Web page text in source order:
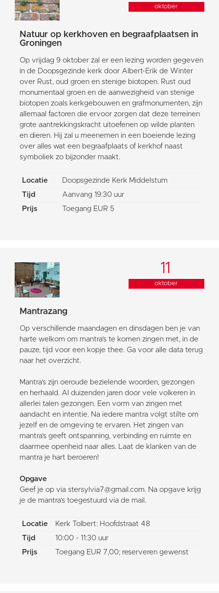
oktober
Natuur op kerkhoven en begraafplaatsen in
Groningen
Op vrijdag 9 oktober zal er een lezing worden gegeven
in de Doopsgezinde kerk door Albert-Erik de Winter
over Rust, oud groen en stenige biotopen. Rust oud
monumentaal groen en de aanwezigheid van stenige
biotopen zoals kerkgebouwen en grafmonumenten, zijn
allemaal factoren die ervoor zorgen dat deze terreinen
grote aantrekkingskracht uitoefenen op wilde planten
en dieren. Hij zal u meenemen in een boeiende lezing
over alles wat een begraafplaats of kerkhof naast
symboliek zo bijzonder maakt.
Locatie
Doopsgezinde Kerk Middelstum
Tijd
Aanvang 19:30 uur
Prijs
Toegang EUR 5
11
oktober
Mantrazang
Op verschillende maandagen en dinsdagen ben je van
harte welkom om mantra’s te komen zingen met, in de
pauze, tijd voor een kopje thee. Ga voor alle data terug
naar het overzicht.
Mantra’s zijn oeroude bezielende woorden, gezongen
en herhaald. Al duizenden jaren door vele volkeren in
allerlei talen gezongen. Een vorm van zingen met
aandacht en intentie. Na iedere mantra volgt stilte om
jezelf en de omgeving te ervaren. Het zingen van
mantra’s geeft ontspanning, verbinding en ruimte en
daarmee openheid naar alles. Laat de klanken van de
mantra je hart beroeren!
Opgave
Geef je op via stersylvia7@gmail.com. Na opgave krijg
je de mantra’s toegestuurd via de mail.
Locatie
Kerk Tolbert: Hoofdstraat 48
Tijd
10:00 - 11:30 uur
Prijs
Toegang EUR 7,00; reserveren gewenst